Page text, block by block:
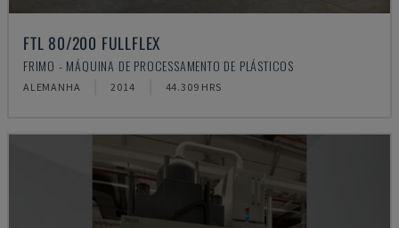
FTL 80/200 FULLFLEX
FRIMO - MÁQUINA DE PROCESSAMENTO DE PLÁSTICOS
ALEMANHA 2014 44.309 HRS